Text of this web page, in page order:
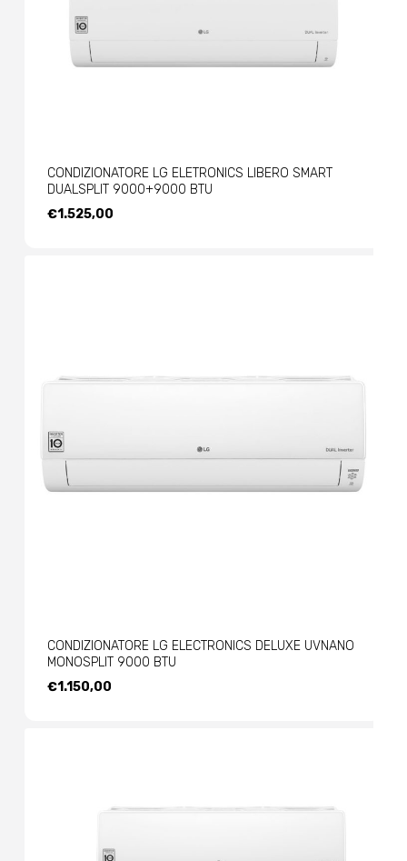
CONDIZIONATORE LG ELETRONICS LIBERO SMART
DUALSPLIT 9000+9000 BTU
€1.525,00
CONDIZIONATORE LG ELECTRONICS DELUXE UVNANO
MONOSPLIT 9000 BTU
€1.150,00